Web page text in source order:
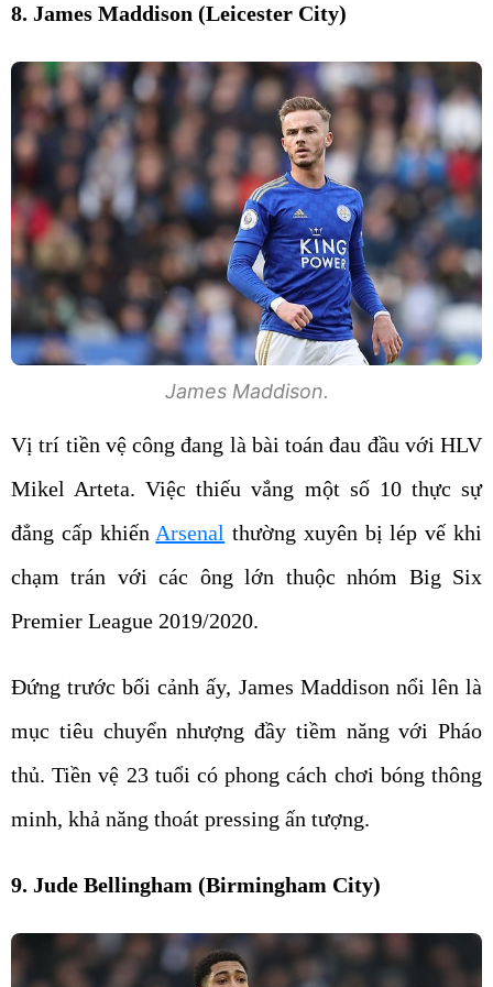
8. James Maddison (Leicester City)
James Maddison.
Vị trí tiền vệ công đang là bài toán đau đầu với HLV
Mikel Arteta. Việc thiếu vắng một số 10 thực sự
đẳng cấp khiến Arsenal thường xuyên bị lép vế khi
chạm trán với các ông lớn thuộc nhóm Big Six
Premier League 2019/2020.
Đứng trước bối cảnh ấy, James Maddison nổi lên là
mục tiêu chuyển nhượng đầy tiềm năng với Pháo
thủ. Tiền vệ 23 tuổi có phong cách chơi bóng thông
minh, khả năng thoát pressing ấn tượng.
9. Jude Bellingham (Birmingham City)